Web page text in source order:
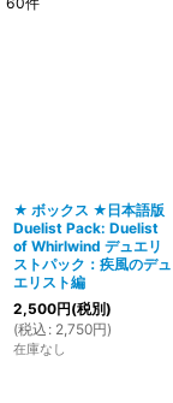
★ ボックス ★日本語版
Duelist Pack: Duelist
of Whirlwind デュエリ
ストパック：疾風のデュ
エリスト編
2,500円(税別)
(税込 : 2,750円)
在庫なし